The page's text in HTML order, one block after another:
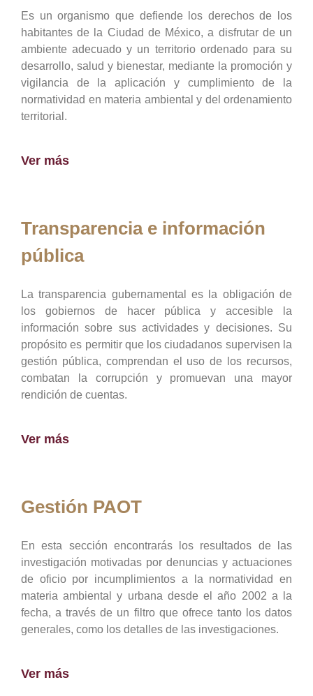
Es un organismo que defiende los derechos de los
habitantes de la Ciudad de México, a disfrutar de un
ambiente adecuado y un territorio ordenado para su
desarrollo, salud y bienestar, mediante la promoción y
vigilancia de la aplicación y cumplimiento de la
normatividad en materia ambiental y del ordenamiento
territorial.
Ver más
Transparencia e información
pública
La transparencia gubernamental es la obligación de
los gobiernos de hacer pública y accesible la
información sobre sus actividades y decisiones. Su
propósito es permitir que los ciudadanos supervisen la
gestión pública, comprendan el uso de los recursos,
combatan la corrupción y promuevan una mayor
rendición de cuentas.
Ver más
Gestión PAOT
En esta sección encontrarás los resultados de las
investigación motivadas por denuncias y actuaciones
de oficio por incumplimientos a la normatividad en
materia ambiental y urbana desde el año 2002 a la
fecha, a través de un filtro que ofrece tanto los datos
generales, como los detalles de las investigaciones.
Ver más